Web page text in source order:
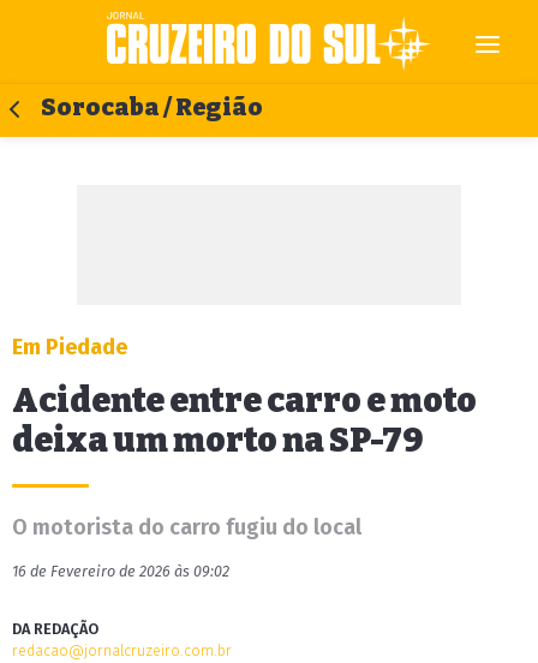
Sorocaba / Região
Em Piedade
Acidente entre carro e moto
deixa um morto na SP-79
O motorista do carro fugiu do local
16 de Fevereiro de 2026 às 09:02
DA REDAÇÃO
redacao@jornalcruzeiro.com.br